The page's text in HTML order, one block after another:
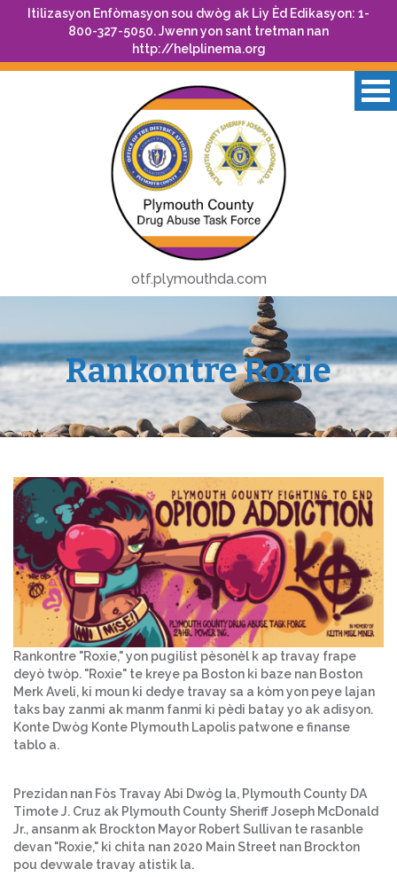
Itilizasyon Enfòmasyon sou dwòg ak Liy Èd Edikasyon: 1-
800-327-5050. Jwenn yon sant tretman nan
http://helplinema.org
otf.plymouthda.com
Rankontre Roxie
Rankontre "Roxie," yon pugilist pèsonèl k ap travay frape
deyò twòp. "Roxie" te kreye pa Boston ki baze nan Boston
Merk Aveli, ki moun ki dedye travay sa a kòm yon peye lajan
taks bay zanmi ak manm fanmi ki pèdi batay yo ak adisyon.
Konte Dwòg Konte Plymouth Lapolis patwone e finanse
tablo a.
Prezidan nan Fòs Travay Abi Dwòg la, Plymouth County DA
Timote J. Cruz ak Plymouth County Sheriff Joseph McDonald
Jr., ansanm ak Brockton Mayor Robert Sullivan te rasanble
devan "Roxie," ki chita nan 2020 Main Street nan Brockton
pou devwale travay atistik la.